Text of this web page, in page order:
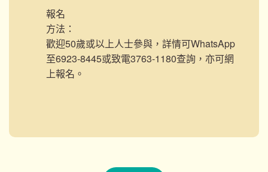
報名
方法：
歡迎50歲或以上人士參與，詳情可WhatsApp
至6923-8445或致電3763-1180查詢，亦可網
上報名。